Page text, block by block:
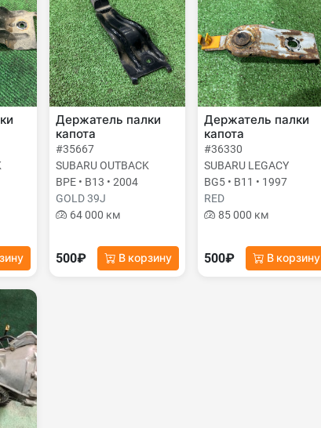
Держатель палки
капота
#35667
SUBARU OUTBACK
BPE • B13 • 2004
GOLD 39J
64 000 км
500₽ В корзину
Держатель палки
капота
#36330
SUBARU LEGACY
BG5 • B11 • 1997
RED
85 000 км
500₽ В корзину